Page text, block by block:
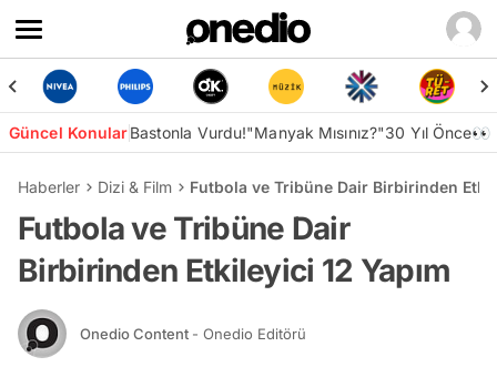
Güncel KonularBastonla Vurdu!"Manyak Mısınız?"30 Yıl Önce👀
Haberler Dizi & Film Futbola ve Tribüne Dair Birbirinden
Futbola ve Tribüne Dair
Birbirinden Etkileyici 12 Yapım
Onedio Content - Onedio Editörü